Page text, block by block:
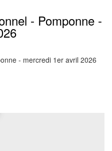
- Pomponne -
- mercredi 1er avril 2026